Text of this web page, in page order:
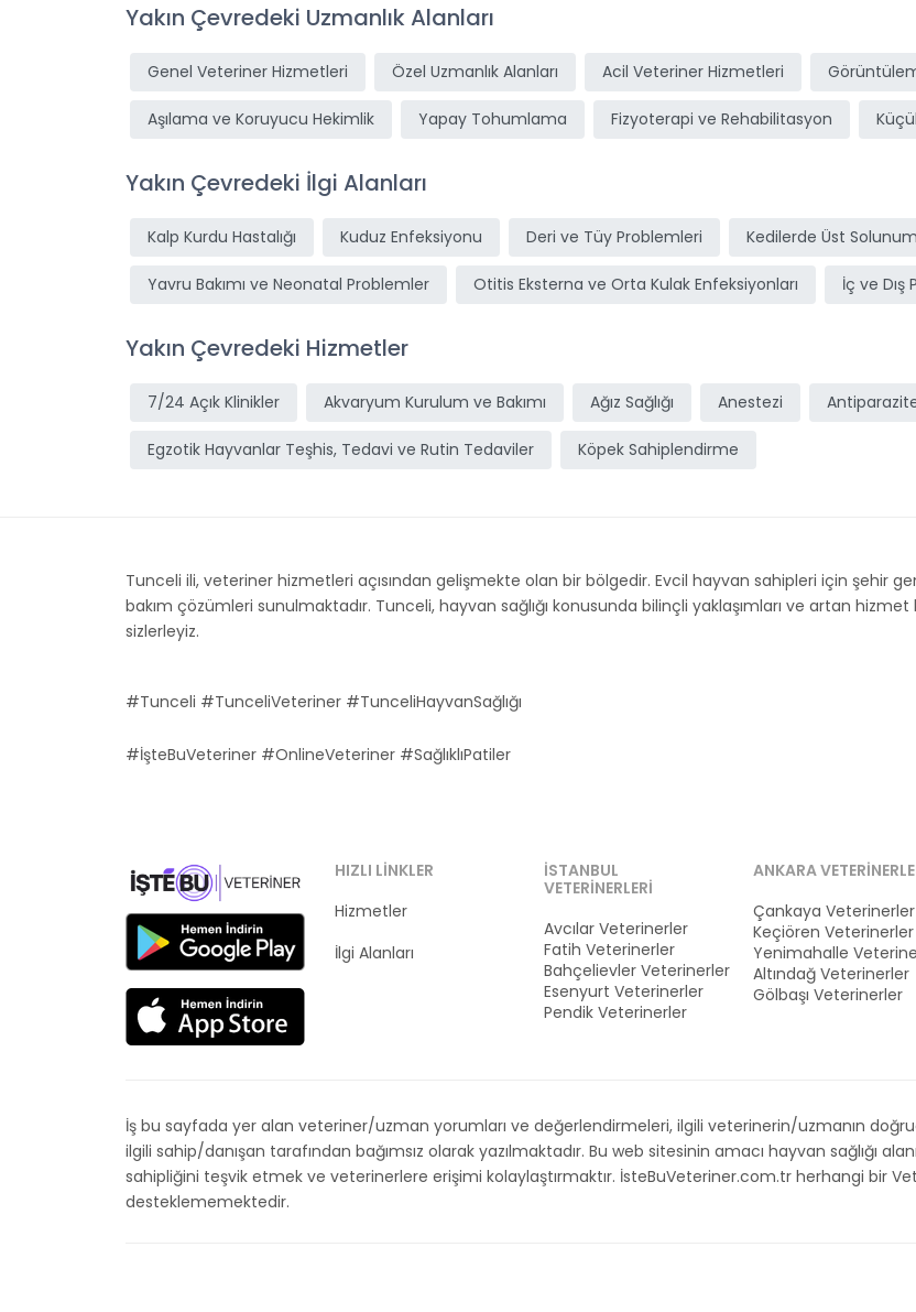
Yakın Çevredeki Uzmanlık Alanları
Genel Veteriner Hizmetleri Özel Uzmanlık Alanları Acil Veteriner Hizmetleri
Aşılama ve Koruyucu Hekimlik Yapay Tohumlama Fizyoterapi ve Rehabilitasyon
Yakın Çevredeki İlgi Alanları
Kalp Kurdu Hastalığı Kuduz Enfeksiyonu Deri ve Tüy Problemleri Kedilerde Üst
Yavru Bakımı ve Neonatal Problemler Otitis Eksterna ve Orta Kulak Enfeksiyonları İç ve Dış
Yakın Çevredeki Hizmetler
7/24 Açık Klinikler Akvaryum Kurulum ve Bakımı Ağız Sağlığı Anestezi
Egzotik Hayvanlar Teşhis, Tedavi ve Rutin Tedaviler Köpek Sahiplendirme
Tunceli ili, veteriner hizmetleri açısından gelişmekte olan bir bölgedir. Evcil hayvan sahipleri için şehir
bakım çözümleri sunulmaktadır. Tunceli, hayvan sağlığı konusunda bilinçli yaklaşımları ve artan
sizlerleyiz.
#Tunceli #TunceliVeteriner #TunceliHayvanSağlığı
#İşteBuVeteriner #OnlineVeteriner #SağlıklıPatiler
HIZLI LINKLER
Hizmetler
İlgi Alanları
İSTANBUL
VETERINERLERI
Avcılar Veterinerler
Fatih Veterinerler
Bahçelievler Veterinerler
Esenyurt Veterinerler
Pendik Veterinerler
ANKARA
Çankaya Veterinerler
Keçiören Veterinerler
Yenimahalle
Altındağ Veterinerler
Gölbaşı Veterinerler
İş bu sayfada yer alan veteriner/uzman yorumları ve değerlendirmeleri, ilgili veterinerin/uzmanın
ilgili sahip/danışan tarafından bağımsız olarak yazılmaktadır. Bu web sitesinin amacı hayvan sağlığı
sahipliğini teşvik etmek ve veterinerlere erişimi kolaylaştırmaktır. İsteBuVeteriner.com.tr herhangi bir
desteklememektedir.